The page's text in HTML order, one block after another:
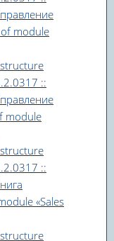
module
structure
::
module
structure
::
«Sales
structure